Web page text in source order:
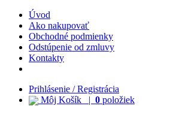
Úvod
Ako nakupovať
Obchodné podmienky
Odstúpenie od zmluvy
Kontakty
Prihlásenie / Registrácia
Môj Košík | 0 položiek